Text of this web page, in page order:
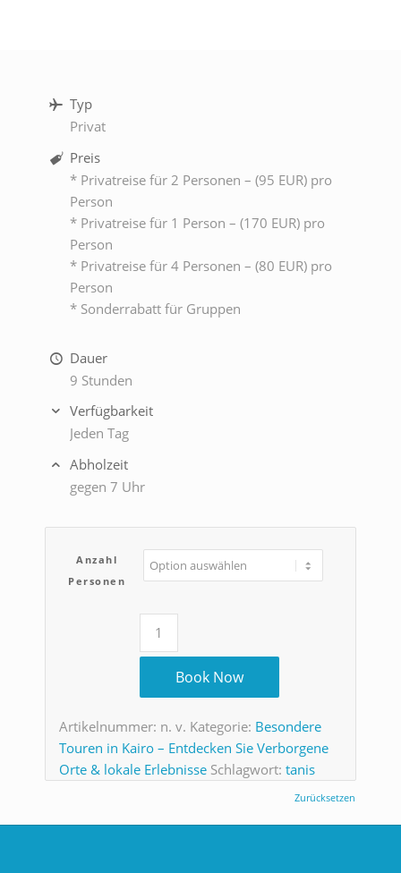
Typ
Privat
Preis
* Privatreise für 2 Personen – (95 EUR) pro
Person
* Privatreise für 1 Person – (170 EUR) pro
Person
* Privatreise für 4 Personen – (80 EUR) pro
Person
* Sonderrabatt für Gruppen
Dauer
9 Stunden
Verfügbarkeit
Jeden Tag
Abholzeit
gegen 7 Uhr
Anzahl
Personen
Zurücksetzen
Book Now
Artikelnummer: n. v. Kategorie: Besondere
Touren in Kairo – Entdecken Sie Verborgene
Orte & lokale Erlebnisse Schlagwort: tanis